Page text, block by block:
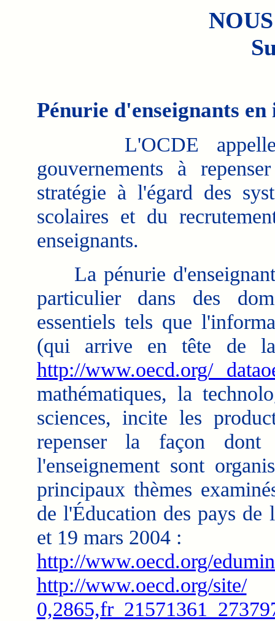
Pénurie d'enseignants
L'OCDE appelle
gouvernements à
stratégie à l'égard des
scolaires et du
enseignants.
La pénurie
particulier dans des
essentiels tels que
(qui arrive en tête de
http://www.oecd.org/
mathématiques, la
sciences, incite les
repenser la façon dont
l'enseignement sont
principaux thèmes
de l'Éducation des pays
et 19 mars 2004 :
http://www.oecd.org/
http://www.oecd.org/site/